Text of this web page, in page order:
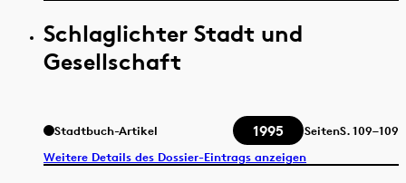
Schlaglichter Stadt und
Gesellschaft
Stadtbuch-Artikel 1995 SeitenS.109–109
Weitere Details des Dossier-Eintrags anzeigen